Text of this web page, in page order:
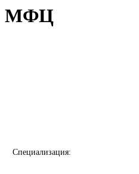
МФЦ
Специализация: